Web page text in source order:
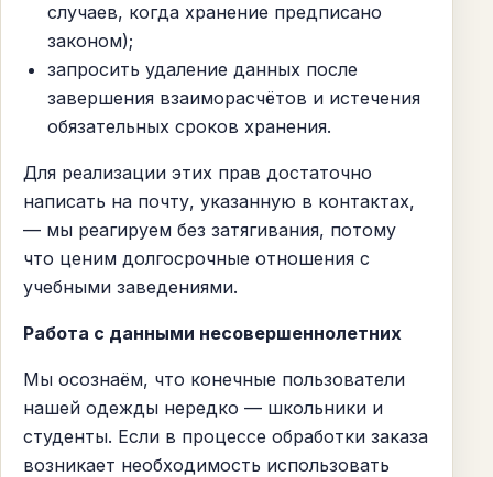
случаев, когда хранение предписано
законом);
запросить удаление данных после
завершения взаиморасчётов и истечения
обязательных сроков хранения.
Для реализации этих прав достаточно
написать на почту, указанную в контактах,
— мы реагируем без затягивания, потому
что ценим долгосрочные отношения с
учебными заведениями.
Работа с данными несовершеннолетних
Мы осознаём, что конечные пользователи
нашей одежды нередко — школьники и
студенты. Если в процессе обработки заказа
возникает необходимость использовать